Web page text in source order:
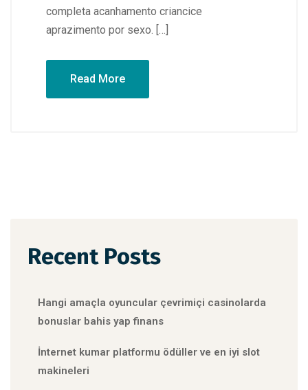
completa acanhamento criancice
aprazimento por sexo. […]
Read More
Recent Posts
Hangi amaçla oyuncular çevrimiçi casinolarda
bonuslar bahis yap finans
İnternet kumar platformu ödüller ve en iyi slot
makineleri